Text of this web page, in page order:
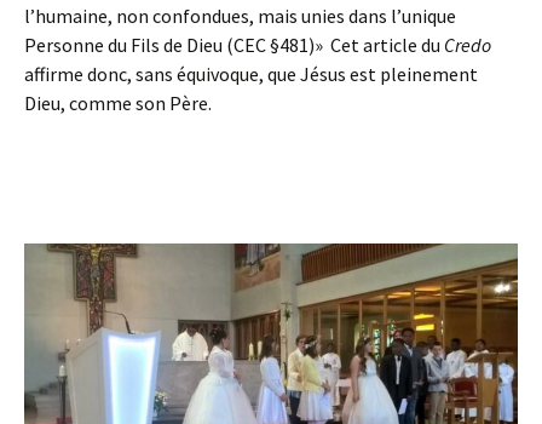
l’humaine, non confondues, mais unies dans l’unique
Personne du Fils de Dieu (CEC §481)» Cet article du Credo
affirme donc, sans équivoque, que Jésus est pleinement
Dieu, comme son Père.